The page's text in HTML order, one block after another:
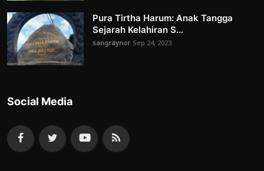
Pura Tirtha Harum: Anak Tangga
Sejarah Kelahiran S...
sangraynor Sep 24, 2023
Social Media